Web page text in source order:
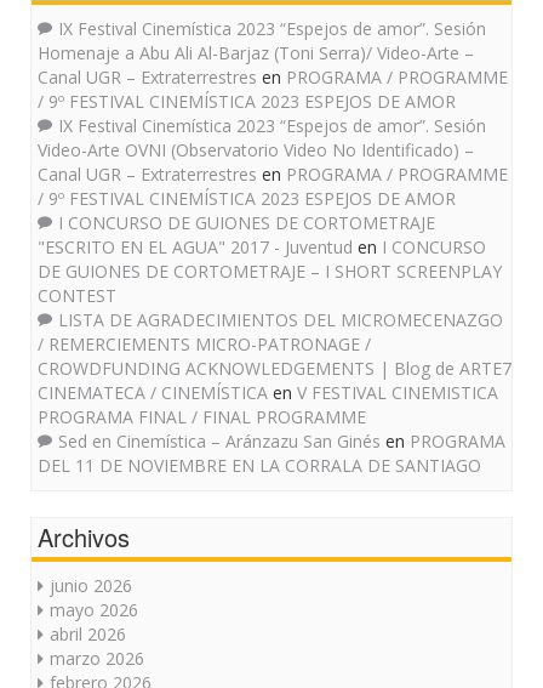
IX Festival Cinemística 2023 “Espejos de amor”. Sesión
Homenaje a Abu Ali Al-Barjaz (Toni Serra)/ Video-Arte –
Canal UGR – Extraterrestres en PROGRAMA / PROGRAMME
/ 9º FESTIVAL CINEMÍSTICA 2023 ESPEJOS DE AMOR
IX Festival Cinemística 2023 “Espejos de amor”. Sesión
Video-Arte OVNI (Observatorio Video No Identificado) –
Canal UGR – Extraterrestres en PROGRAMA / PROGRAMME
/ 9º FESTIVAL CINEMÍSTICA 2023 ESPEJOS DE AMOR
I CONCURSO DE GUIONES DE CORTOMETRAJE
"ESCRITO EN EL AGUA" 2017 - Juventud en I CONCURSO
DE GUIONES DE CORTOMETRAJE – I SHORT SCREENPLAY
CONTEST
LISTA DE AGRADECIMIENTOS DEL MICROMECENAZGO
/ REMERCIEMENTS MICRO-PATRONAGE /
CROWDFUNDING ACKNOWLEDGEMENTS | Blog de ARTE7
CINEMATECA / CINEMÍSTICA en V FESTIVAL CINEMISTICA
PROGRAMA FINAL / FINAL PROGRAMME
Sed en Cinemística – Aránzazu San Ginés en PROGRAMA
DEL 11 DE NOVIEMBRE EN LA CORRALA DE SANTIAGO
Archivos
junio 2026
mayo 2026
abril 2026
marzo 2026
febrero 2026